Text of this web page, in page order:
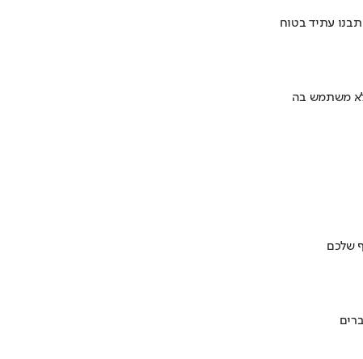
עתיד בטוח
שלכם